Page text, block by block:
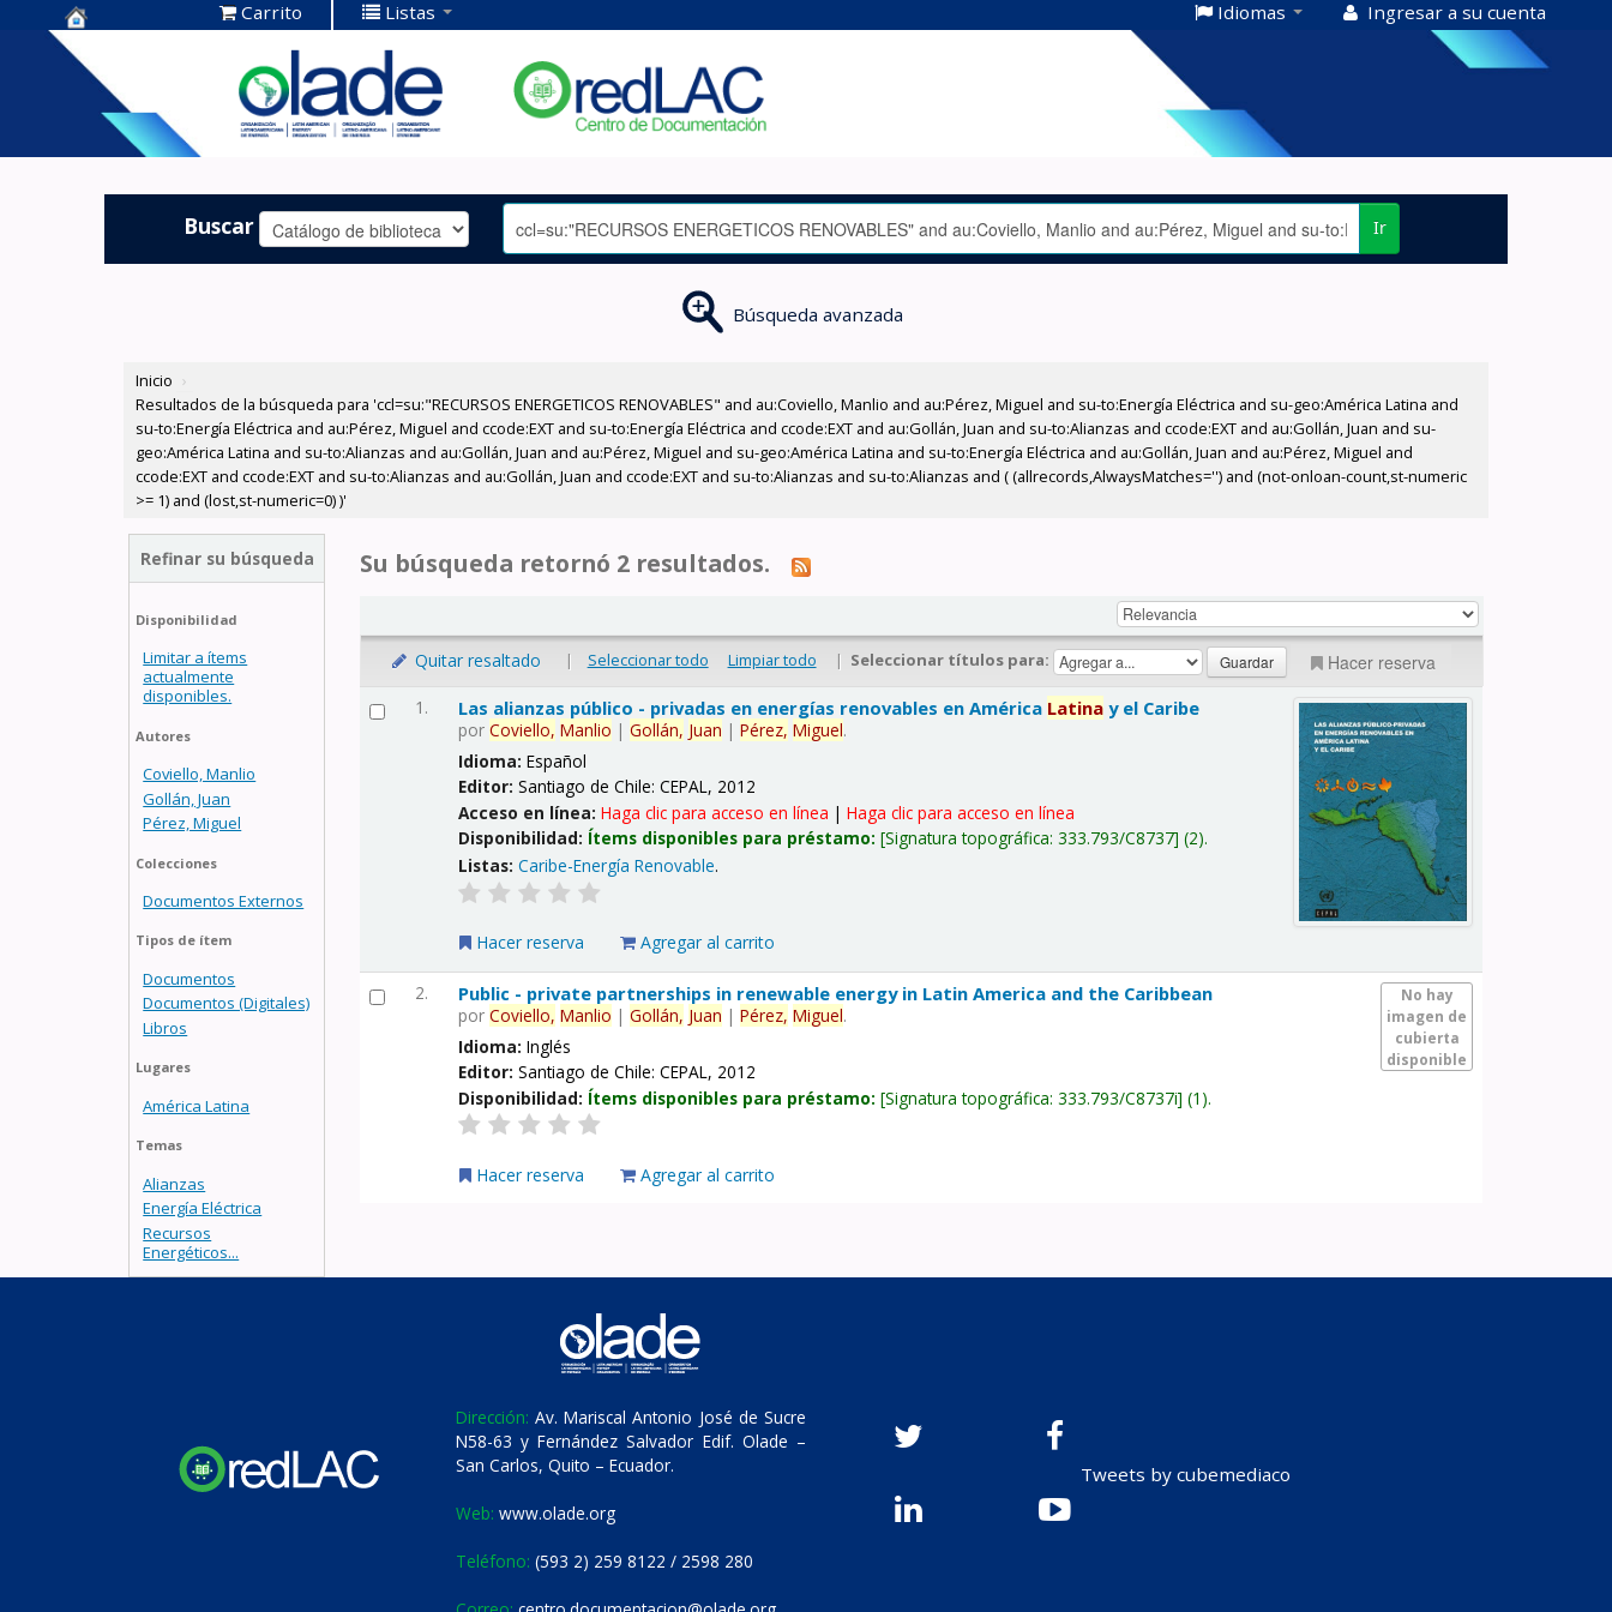
Centro de
Documentación
OLADE -
Carrito Listas Idiomas Ingresar a su cuenta
Buscar Ir
Búsqueda avanzada
Inicio ›
Resultados de la búsqueda para 'ccl=su:"RECURSOS ENERGETICOS RENOVABLES" and au:Coviello, Manlio and au:Pérez, Miguel and su-to:Energía Eléctrica and su-geo:América Latina and
su-to:Energía Eléctrica and au:Pérez, Miguel and ccode:EXT and su-to:Energía Eléctrica and ccode:EXT and au:Gollán, Juan and su-to:Alianzas and ccode:EXT and au:Gollán, Juan and su-
geo:América Latina and su-to:Alianzas and au:Gollán, Juan and au:Pérez, Miguel and su-geo:América Latina and su-to:Energía Eléctrica and au:Gollán, Juan and au:Pérez, Miguel and
ccode:EXT and ccode:EXT and su-to:Alianzas and au:Gollán, Juan and ccode:EXT and su-to:Alianzas and su-to:Alianzas and ( (allrecords,AlwaysMatches='') and (not-onloan-count,st-numeric
>= 1) and (lost,st-numeric=0) )'
Refinar su búsqueda
Disponibilidad
Limitar a ítems
actualmente
disponibles.
Autores
Coviello, Manlio
Gollán, Juan
Pérez, Miguel
Colecciones
Documentos Externos
Tipos de ítem
Documentos
Documentos (Digitales)
Libros
Lugares
América Latina
Temas
Alianzas
Energía Eléctrica
Recursos
Energéticos...
Su búsqueda retornó 2 resultados.
Quitar resaltado | Seleccionar todo Limpiar todo | Seleccionar títulos para: Hacer reserva
1. Las alianzas público - privadas en energías renovables en América Latina y el Caribe
porCoviello, Manlio |Gollán, Juan |Pérez, Miguel.
Idioma:Español
Editor:Santiago de Chile: CEPAL, 2012
Acceso en línea:Haga clic para acceso en línea |Haga clic para acceso en línea
Disponibilidad: Ítems disponibles para préstamo: Signatura topográfica:333.793/C8737 (2).
Listas: Caribe-Energía Renovable.
Hacer reserva Agregar al carrito
2.
No hay
imagen de
cubierta
disponible
Public - private partnerships in renewable energy in Latin America and the Caribbean
porCoviello, Manlio |Gollán, Juan |Pérez, Miguel.
Idioma:Inglés
Editor:Santiago de Chile: CEPAL, 2012
Disponibilidad: Ítems disponibles para préstamo: Signatura topográfica:333.793/C8737i (1).
Hacer reserva Agregar al carrito
Dirección: Av. Mariscal Antonio José de Sucre
N58-63 y Fernández Salvador Edif. Olade –
San Carlos, Quito – Ecuador.
Web: www.olade.org
Teléfono: (593 2) 259 8122 / 2598 280
Tweets by cubemediaco